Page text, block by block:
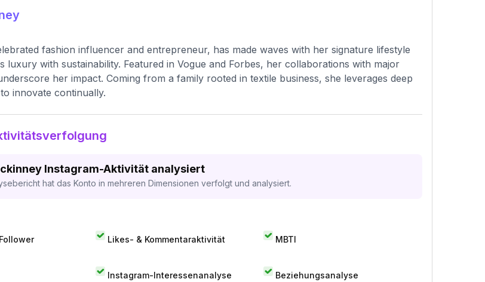
fashion influencer and entrepreneur, has made waves with her signature lifestyle
luxury with sustainability. Featured in Vogue and Forbes, her collaborations with major
her impact. Coming from a family rooted in textile business, she leverages deep
innovate continually.
Instagram-Aktivität analysiert
hat das Konto in mehreren Dimensionen verfolgt und analysiert.
Likes- & Kommentaraktivität MBTI
Instagram-Interessenanalyse Beziehungsanalyse